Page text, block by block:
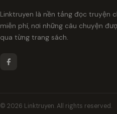
Linktruyen là nền tảng đọc truyện
miễn phí, nơi những câu chuyện
qua từng trang sách.
© 2026 Linktruyen. All rights reserved.